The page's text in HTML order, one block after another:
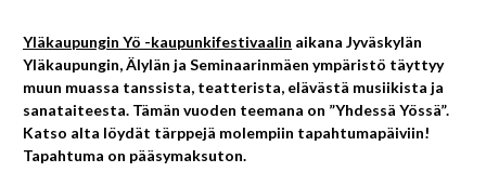
Yläkaupungin Yö -kaupunkifestivaalin aikana Jyväskylän
Yläkaupungin, Älylän ja Seminaarinmäen ympäristö täyttyy
muun muassa tanssista, teatterista, elävästä musiikista ja
sanataiteesta. Tämän vuoden teemana on ”Yhdessä Yössä”.
Katso alta löydät tärppejä molempiin tapahtumapäiviin!
Tapahtuma on pääsymaksuton.